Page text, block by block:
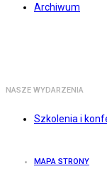
Archiwum
NASZE WYDARZENIA
Szkolenia i
MAPA STRONY